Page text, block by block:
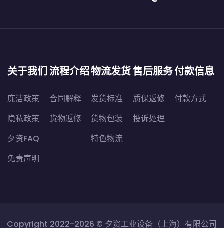
关于我们
廉洁政策
隐私政策
夕资FAQ
免责声明
流程介绍
合同解释
货物返修
物流发货
发货标准
货物包装
特色物流
售后服务
质保返修
投诉处理
付款信息
付款方式
Copyright 2022-2026 © 夕资工业设备（上海）有限公司